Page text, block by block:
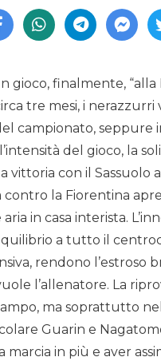
finalmente, “alla
tre mesi, i
campionato, seppure
del gioco, la
vittoria con il Sassuolo
la Fiorentina
in casa interista.
a tutto il
rendono l’estroso
l’allenatore. La
ma soprattutto
Guarin e
in più e aver